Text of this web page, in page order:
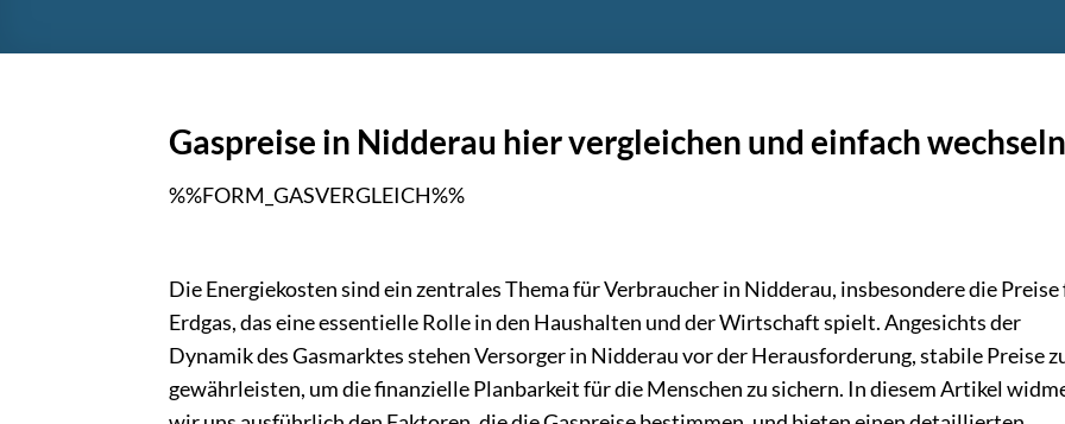
Gaspreise in Nidderau hier vergleichen und einfach wechseln
%%FORM_GASVERGLEICH%%
Die Energiekosten sind ein zentrales Thema für Verbraucher in Nidderau, insbesondere die Preise
Erdgas, das eine essentielle Rolle in den Haushalten und der Wirtschaft spielt. Angesichts der
Dynamik des Gasmarktes stehen Versorger in Nidderau vor der Herausforderung, stabile Preise
gewährleisten, um die finanzielle Planbarkeit für die Menschen zu sichern. In diesem Artikel